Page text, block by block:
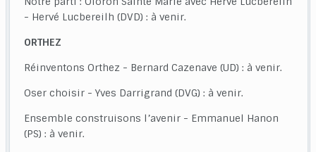
- Hervé Lucbereilh (DVD) : à venir.
ORTHEZ
Réinventons Orthez - Bernard Cazenave (UD) : à venir.
Oser choisir - Yves Darrigrand (DVG) : à venir.
Ensemble construisons l’avenir - Emmanuel Hanon
(PS) : à venir.